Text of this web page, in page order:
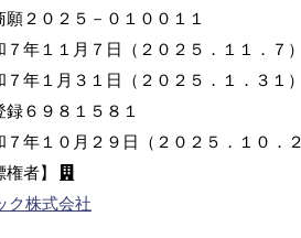
願２０２５－０１００１１
７年１１月７日（２０２５．１１．７）
７年１月３１日（２０２５．１．３１）
録６９８１５８１
７年１０月２９日（２０２５．１０．２
者】
ク株式会社